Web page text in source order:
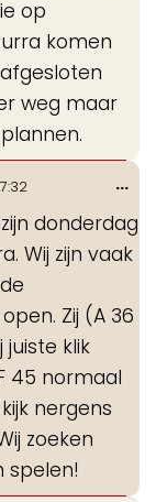
op
komen
weg maar
donderdag
Wij zijn vaak
Zij (A 36
klik
45 normaal
nergens
zoeken
spelen!
...